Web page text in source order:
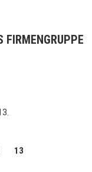
FIRMENGRUPPE
13